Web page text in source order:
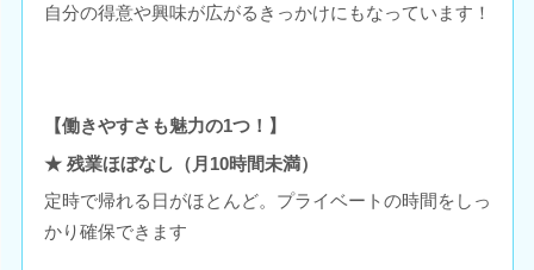
自分の得意や興味が広がるきっかけにもなっています！
【働きやすさも魅力の1つ！】
★ 残業ほぼなし（月10時間未満）
定時で帰れる日がほとんど。プライベートの時間をしっ
かり確保できます